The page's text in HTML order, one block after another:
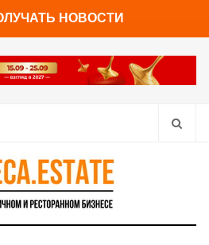
НОВОСТИ